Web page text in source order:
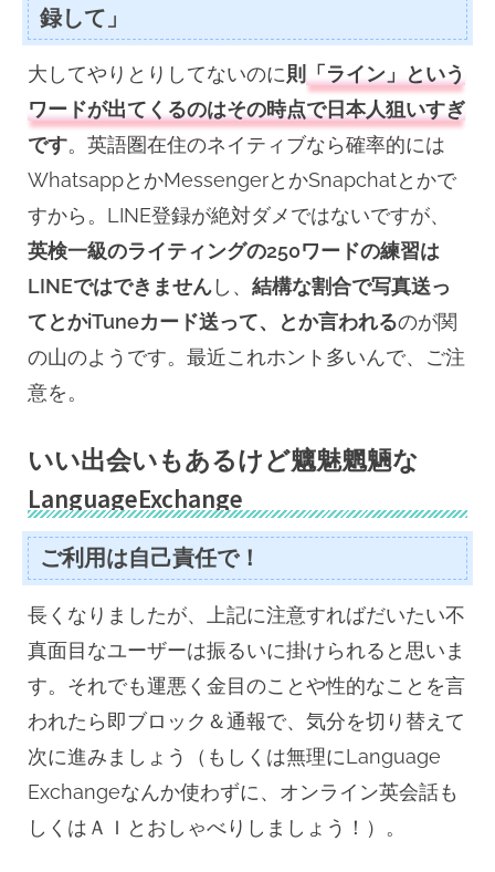
録して」
大してやりとりしてないのに則
「ライン」という
ワードが出てくるのはその時点で日本人狙いすぎ
です。英語圏在住のネイティブなら確率的には
WhatsappとかMessengerとかSnapchatとかで
すから。LINE登録が絶対ダメではないですが、
英検一級のライティングの250ワードの練習は
LINEではできませんし、 結構な割合で写真送っ
てとかiTuneカード送って、とか言われるのが関
の山のようです。最近これホント多いんで、ご注
意を。
いい出会いもあるけど魑魅魍魎な
LanguageExchange
ご利用は自己責任で！
長くなりましたが、上記に注意すればだいたい不
真面目なユーザーは振るいに掛けられると思いま
す。それでも運悪く金目のことや性的なことを言
われたら即ブロック＆通報で、気分を切り替えて
次に進みましょう（もしくは無理にLanguage
Exchangeなんか使わずに、オンライン英会話も
しくはＡＩとおしゃべりしましょう！）。